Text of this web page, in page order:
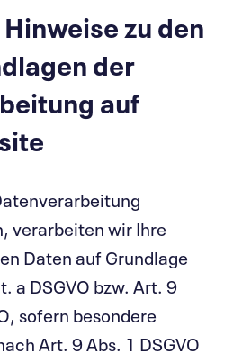
zu den
der
auf
verarbeiten wir Ihre
Daten auf Grundlage
a DSGVO bzw. Art. 9
sofern besondere
Art. 9 Abs. 1 DSGVO